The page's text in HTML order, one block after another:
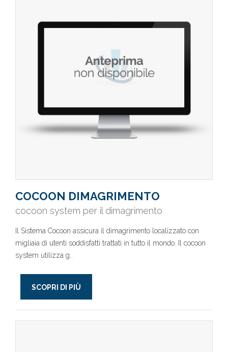
COCOON DIMAGRIMENTO
cocoon system per il dimagrimento
Il Sistema Cocoon assicura il dimagrimento localizzato con
migliaia di utenti soddisfatti trattati in tutto il mondo. Il cocoon
system utilizza g..
SCOPRI DI PIÙ